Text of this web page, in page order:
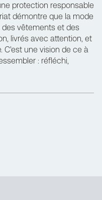
protection responsable
démontre que la mode
vêtements et des
livrés avec attention, et
C'est une vision de ce à
: réfléchi,